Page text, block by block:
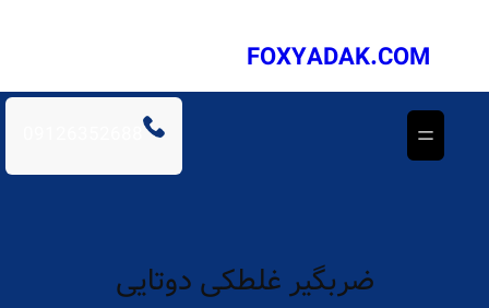
FOXYADAK.COM
ضربگیر غلطکی دوتایی